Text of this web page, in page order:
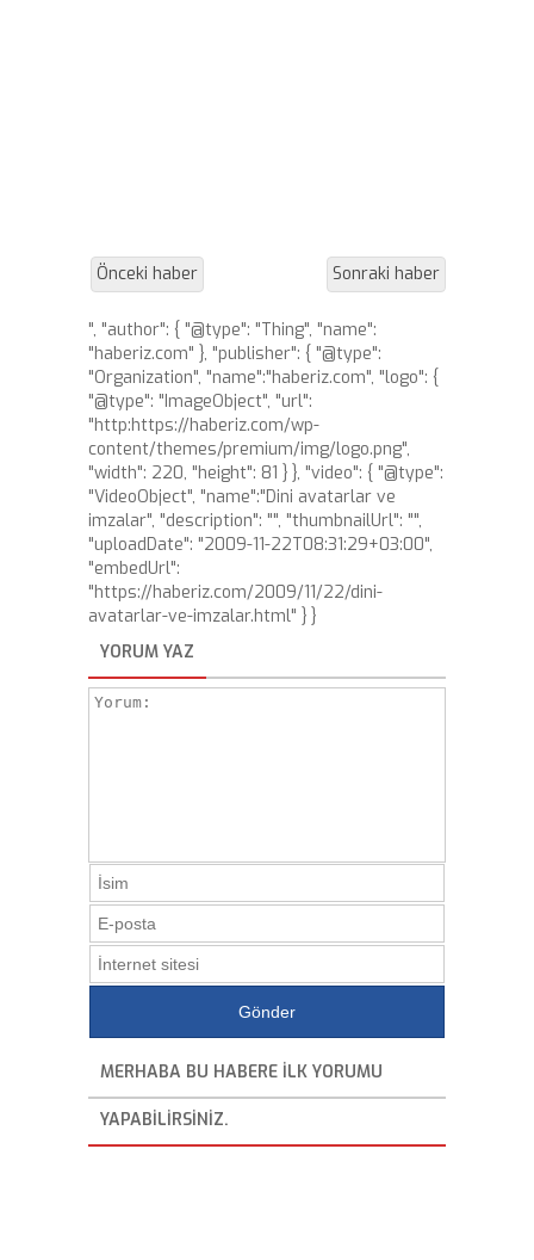
Önceki haber Sonraki haber
", "author": { "@type": "Thing", "name":
"haberiz.com" }, "publisher": { "@type":
"Organization", "name":"haberiz.com", "logo": {
"@type": "ImageObject", "url":
"http:https://haberiz.com/wp-
content/themes/premium/img/logo.png",
"width": 220, "height": 81 } }, "video": { "@type":
"VideoObject", "name":"Dini avatarlar ve
imzalar", "description": "", "thumbnailUrl": "",
"uploadDate": "2009-11-22T08:31:29+03:00",
"embedUrl":
"https://haberiz.com/2009/11/22/dini-
avatarlar-ve-imzalar.html" } }
YORUM YAZ
MERHABA BU HABERE ILK YORUMU
YAPABILIRSINIZ.